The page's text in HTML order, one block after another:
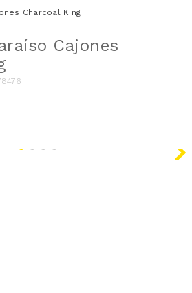
Charcoal King
Cajones